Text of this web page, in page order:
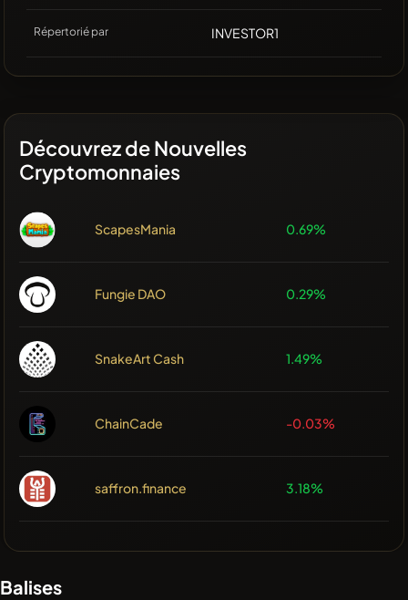
Répertorié par INVESTOR1
Découvrez de Nouvelles
Cryptomonnaies
ScapesMania 0.69%
Fungie DAO 0.29%
SnakeArt Cash 1.49%
ChainCade -0.03%
saffron.finance 3.18%
Balises